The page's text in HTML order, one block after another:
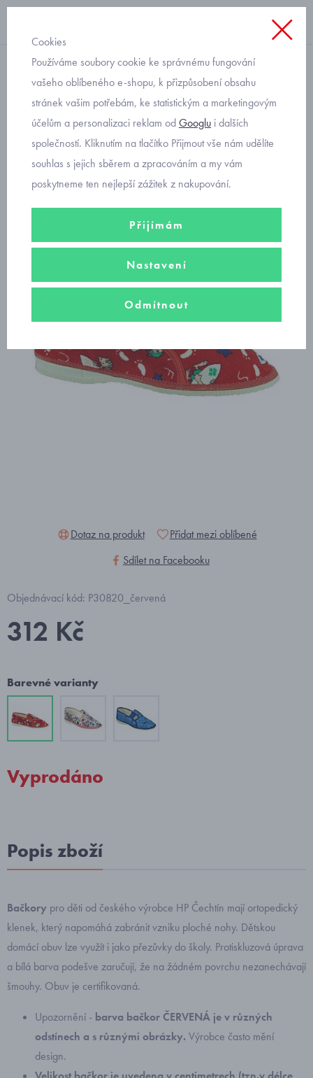
nazouvací HP Čechtín
klasické bačkory 555-3
červené
Dotaz na produkt
Přidat mezi oblíbené
Sdílet na Facebooku
Objednávací kód: P30820_červená
312 Kč
Barevné varianty
Vyprodáno
Popis zboží
Bačkory pro děti od českého výrobce HP Čechtín mají ortopedický
klenek, který napomáhá zabránit vzniku ploché nohy. Dětskou
domácí obuv lze využít i jako přezůvky do školy. Protiskluzová úprava
a bílá barva podešve zaručují, že na žádném povrchu nezanechávají
šmouhy. Obuv je certifikovaná.
Upozornění - barva bačkor ČERVENÁ je v různých
odstínech a s různými obrázky. Výrobce často mění
design.
Cookies
Používáme soubory cookie ke správnému fungování
vašeho oblíbeného e-shopu, k přizpůsobení obsahu
stránek vašim potřebám, ke statistickým a marketingovým
účelům a personalizaci reklam odGooglu i dalších
společností. Kliknutím na tlačítko Přijmout vše nám udělíte
souhlas s jejich sběrem a zpracováním a my vám
poskytneme ten nejlepší zážitek z nakupování.
Přijímám
Nastavení
Odmítnout